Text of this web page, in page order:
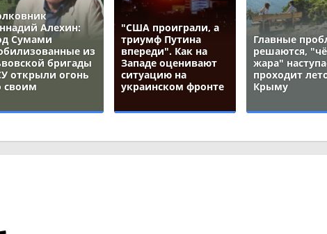
Алехин:
Сумами
из
бригады
открыли огонь
своим
"США проиграли, а
триумф Путина
впереди". Как на
Западе оценивают
ситуацию на
украинском фронте
Главные
решаются,
жара"
проходит
Крыму